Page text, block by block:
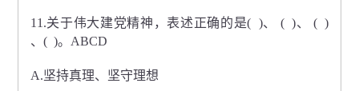
11.关于伟大建党精神，表述正确的是( )、 ( )、 ( )
、( )。ABCD
A.坚持真理、坚守理想